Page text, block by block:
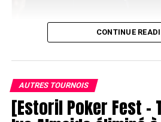
CONTINUE
AUTRES TOURNOIS
[Estoril Poker Fest –